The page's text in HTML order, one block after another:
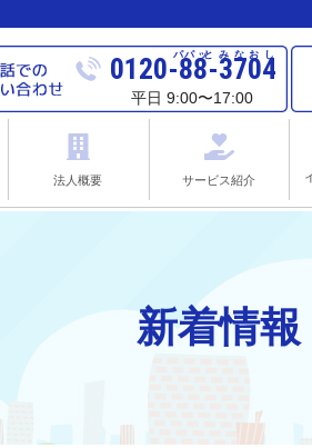
パパ ッと みなおし
0120-88-3704
平日 9:00〜17:00
法人概要 サービス紹介
新着情報